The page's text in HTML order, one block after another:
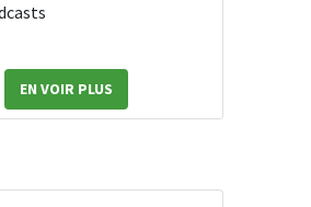
EN VOIR PLUS